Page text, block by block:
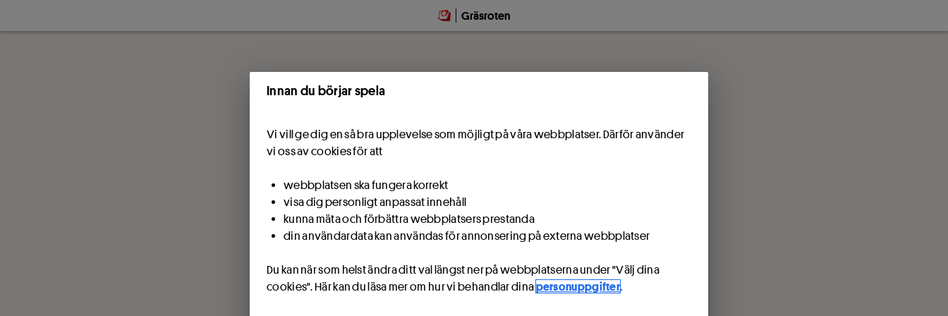
Gräsroten
Innan du börjar spela
Vi vill ge dig en så bra upplevelse som möjligt på våra webbplatser. Därför använder
vi oss av cookies för att
webbplatsen ska fungera korrekt
visa dig personligt anpassat innehåll
kunna mäta och förbättra webbplatsers prestanda
din användardata kan användas för annonsering på externa webbplatser
Du kan när som helst ändra ditt val längst ner på webbplatserna under "Välj dina
cookies". Här kan du läsa mer om hur vi behandlar dinapersonuppgifter.